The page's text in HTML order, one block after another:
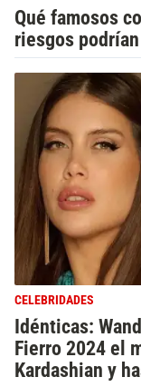
Qué famosos
riesgos
CELEBRIDADES
Idénticas:
Fierro 2024 el
Kardashian y